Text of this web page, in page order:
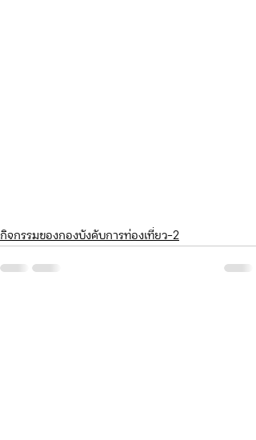
กิจกรรมของกองบังคับการท่องเที่ยว-2